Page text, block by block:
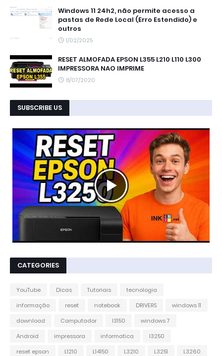
Windows 11 24h2, não permite acesso a
pastas de Rede Local (Erro Estendido) e
outros
1/02/2025
RESET ALMOFADA EPSON L355 L210 L110 L300
IMPRESSORA NAO IMPRIME
8/07/2020
SUBSCRIBE US
CATEGORIES
YouTube Dicas Tutoriais
tecnologia
informação
reset notebook DRIVERS
windows 11
download
Computador l3150
windows 7
Android
impressora informatica
l3250
reset epson
L1210 L14150 L3210 L3251
L3260